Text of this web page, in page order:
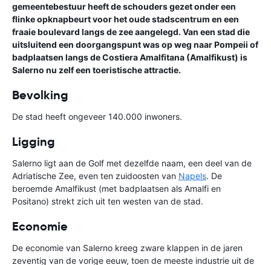
gemeentebestuur heeft de schouders gezet onder een
flinke opknapbeurt voor het oude stadscentrum en een
fraaie boulevard langs de zee aangelegd. Van een stad die
uitsluitend een doorgangspunt was op weg naar Pompeii of
badplaatsen langs de Costiera Amalfitana (Amalfikust) is
Salerno nu zelf een toeristische attractie.
Bevolking
De stad heeft ongeveer 140.000 inwoners.
Ligging
Salerno ligt aan de Golf met dezelfde naam, een deel van de
Adriatische Zee, even ten zuidoosten van Napels. De
beroemde Amalfikust (met badplaatsen als Amalfi en
Positano) strekt zich uit ten westen van de stad.
Economie
De economie van Salerno kreeg zware klappen in de jaren
zeventig van de vorige eeuw, toen de meeste industrie uit de